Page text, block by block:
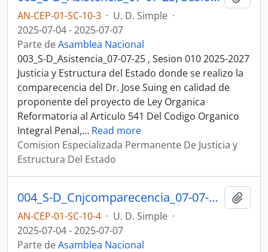
AN-CEP-01-SC-10-3 · U. D. Simple ·
2025-07-04 - 2025-07-07
Parte deAsamblea Nacional
003_S-D_Asistencia_07-07-25 , Sesion 010 2025-2027
Justicia y Estructura del Estado donde se realizo la
comparecencia del Dr. Jose Suing en calidad de
proponente del proyecto de Ley Organica
Reformatoria al Articulo 541 Del Codigo Organico
Integral Penal,… Read more
Comision Especializada Permanente De Justicia y
Estructura Del Estado
004_S-D_Cnjcomparecencia_07-07-25, Sesion 010 Justicia y Estructura del Estado
AN-CEP-01-SC-10-4 · U. D. Simple ·
2025-07-04 - 2025-07-07
Parte deAsamblea Nacional